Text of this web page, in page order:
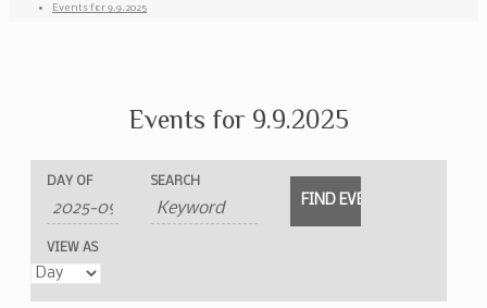
Events for 9.9.2025
Events for 9.9.2025
Events
Search
and
Views
Events
Search
DAY OF SEARCH
Event
Views
Navigation
VIEW AS